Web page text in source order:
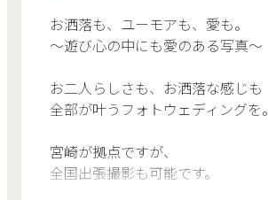
お洒落も、ユーモアも、愛も。
〜遊び心の中にも愛のある写真〜
お二人らしさも、お洒落な感じも
全部が叶うフォトウェディングを。
宮崎が拠点ですが、
全国出張撮影も可能です。